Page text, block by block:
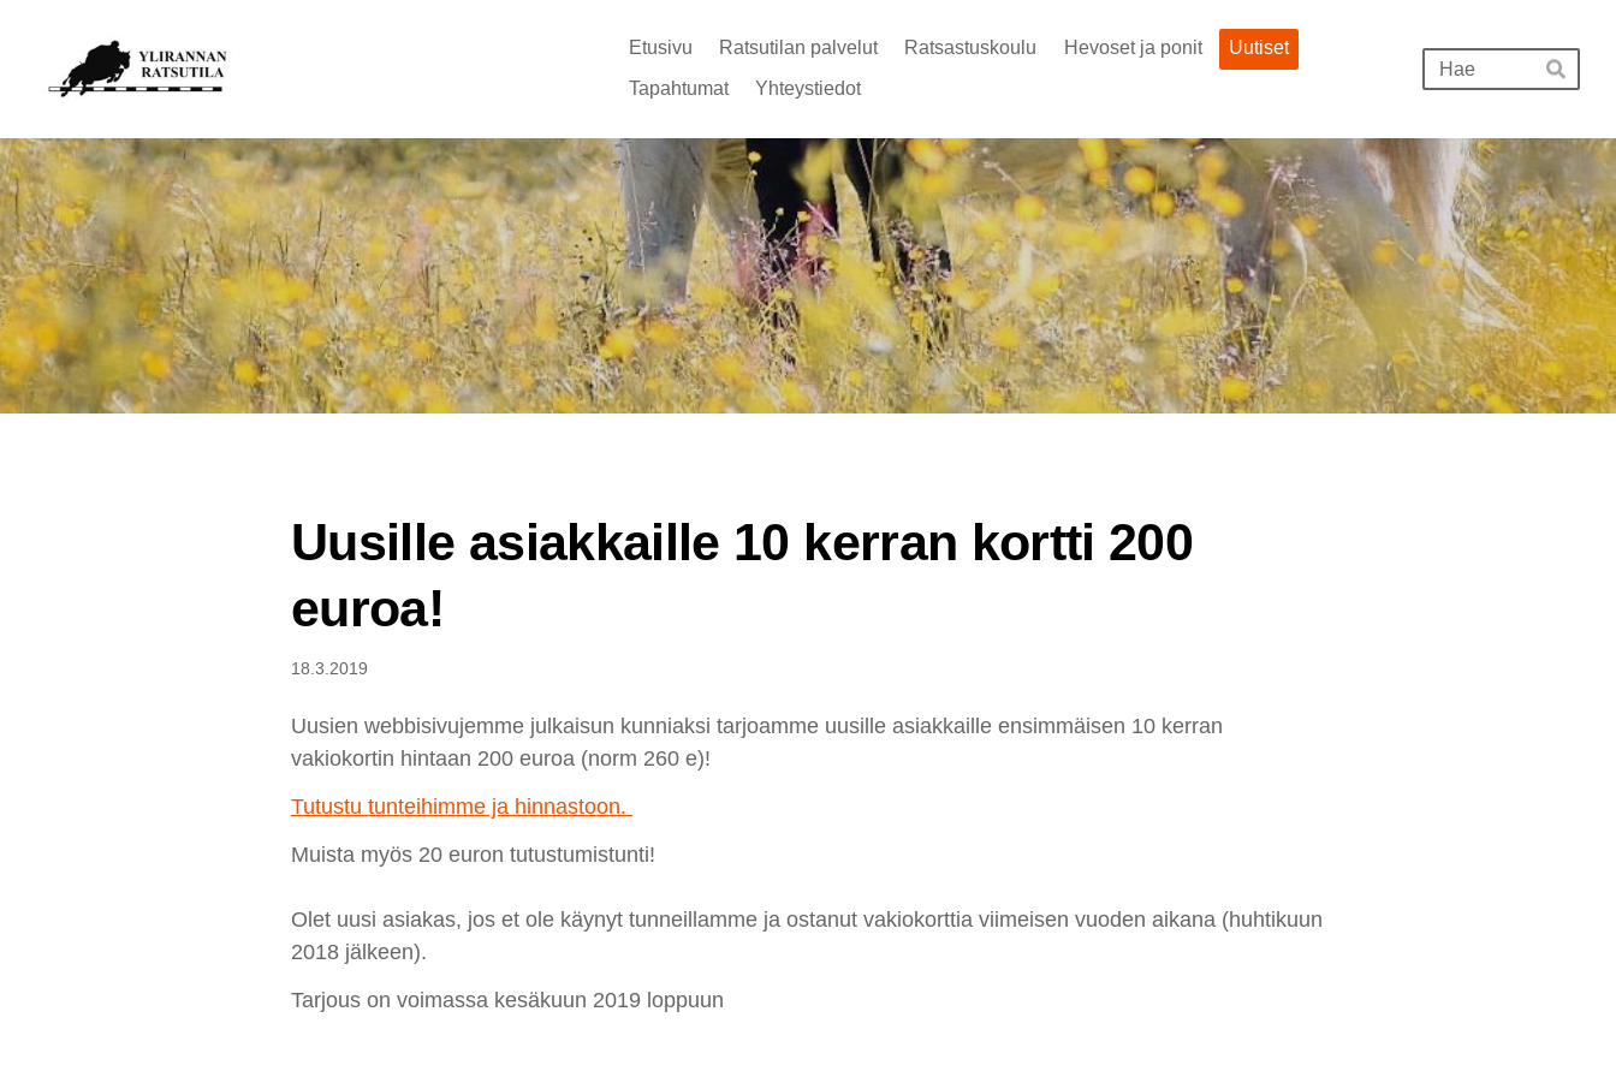
sisältöön
Ylirannan Ratsutila
Etusivu Ratsutilan palvelut Ratsastuskoulu Hevoset ja ponit
Uutiset
Tapahtumat
Yhteystiedot
Hae
Uusille asiakkaille 10 kerran kortti 200
euroa!
18.3.2019
Uusien webbisivujemme julkaisun kunniaksi tarjoamme uusille asiakkaille ensimmäisen 10 kerran
vakiokortin hintaan 200 euroa (norm 260 e)!
Tutustu tunteihimme ja hinnastoon.
Muista myös 20 euron tutustumistunti!
Olet uusi asiakas, jos et ole käynyt tunneillamme ja ostanut vakiokorttia viimeisen vuoden aikana (huhtikuun
2018 jälkeen).
Tarjous on voimassa kesäkuun 2019 loppuun